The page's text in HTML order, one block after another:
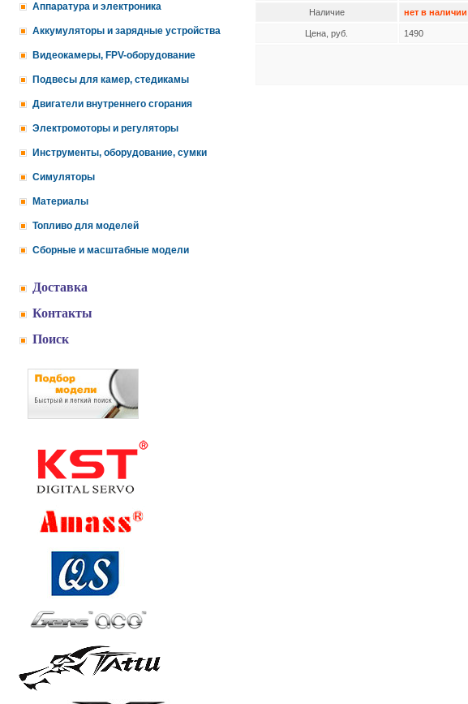
Аппаратура и электроника
Аккумуляторы и зарядные устройства
Видеокамеры, FPV-оборудование
Подвесы для камер, стедикамы
Двигатели внутреннего сгорания
Электромоторы и регуляторы
Инструменты, оборудование, сумки
Симуляторы
Материалы
Топливо для моделей
Сборные и масштабные модели
Доставка
Контакты
Поиск
Наличие нет в наличии
Цена, руб. 1490